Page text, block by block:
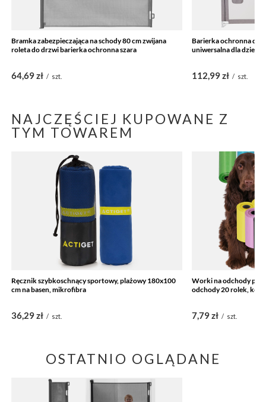
Bramka zabezpieczająca na schody 80 cm zwijana
roleta do drzwi barierka ochronna szara
64,69 zł / szt.
Barierka ochronna do
uniwersalna dla dzieci
112,99 zł / szt.
NAJCZĘŚCIEJ KUPOWANE Z
TYM TOWAREM
Ręcznik szybkoschnący sportowy, plażowy 180x100
cm na basen, mikrofibra
36,29 zł / szt.
Worki na odchody psa
odchody 20 rolek,
7,79 zł / szt.
OSTATNIO OGLĄDANE